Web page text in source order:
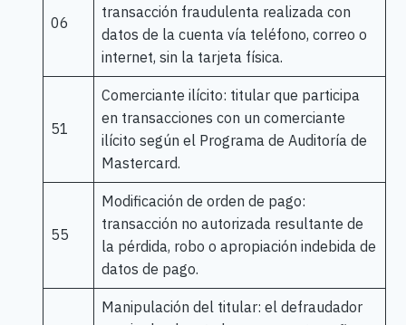
06
transacción fraudulenta realizada con
datos de la cuenta vía teléfono, correo o
internet, sin la tarjeta física.
51
Comerciante ilícito: titular que participa
en transacciones con un comerciante
ilícito según el Programa de Auditoría de
Mastercard.
55
Modificación de orden de pago:
transacción no autorizada resultante de
la pérdida, robo o apropiación indebida de
datos de pago.
Manipulación del titular: el defraudador